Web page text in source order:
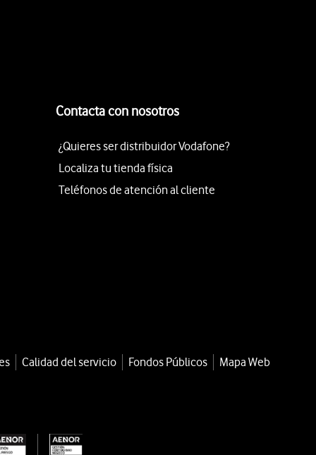
Contacta con nosotros
¿Quieres ser distribuidor Vodafone?
Localiza tu tienda física
Teléfonos de atención al cliente
Calidad del servicio Fondos Públicos
Mapa Web